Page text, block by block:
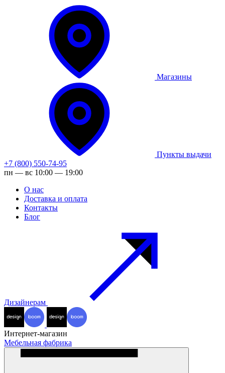
Магазины
Пункты выдачи
+7 (800) 550-74-95
пн — вс 10:00 — 19:00
О нас
Доставка и оплата
Контакты
Блог
Дизайнерам
Интернет-магазин
Мебельная фабрика